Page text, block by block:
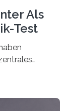
Als
Test